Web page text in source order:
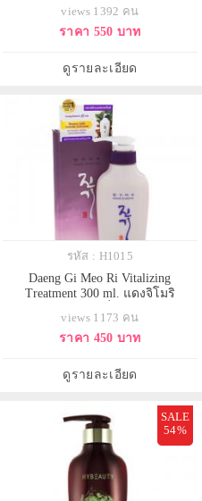
1 ในเกาหลี !! ให้ผมสวยมีวอลลุ่ม
แข็งแรง เงางาม มีน้ำหนัก แก้ผมร่วง
ศีรษะ รังแค ที่สุดแห่งการบำรุงผม
views 1392 คน
ราคา 550 บาท
ดูรายละเอียด
รหัส : H1015
Daeng Gi Meo Ri Vitalizing
Treatment 300 ml. แดงจิโมริ
1 ในเกาหลี !! ให้ผมสวยมีวอลลุ่ม
แข็งแรง เงางาม มีน้ำหนัก แก้ผมร่วง
ศีรษะ รังแค ที่สุดแห่งการบำรุงผม
views 1173 คน
ราคา 450 บาท
ดูรายละเอียด
SALE
54%